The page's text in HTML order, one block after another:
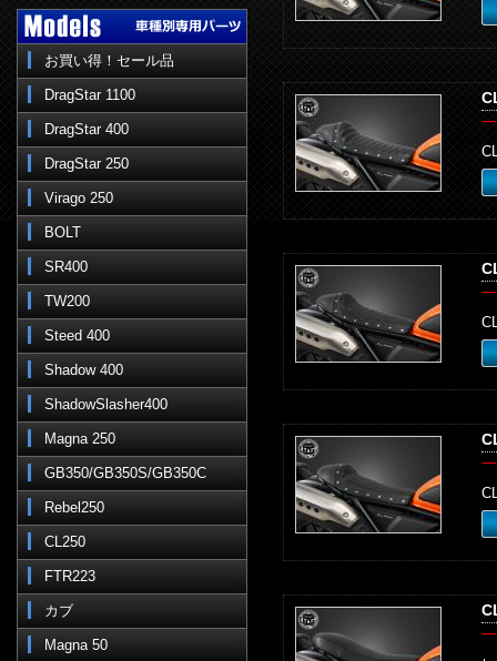
お買い得！セール品
DragStar 1100
DragStar 400
DragStar 250
Virago 250
BOLT
SR400
TW200
Steed 400
Shadow 400
ShadowSlasher400
Magna 250
GB350/GB350S/GB350C
Rebel250
CL250
FTR223
カブ
Magna 50